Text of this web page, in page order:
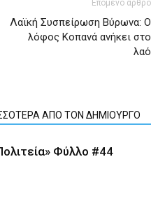
Επόμενο άρθρο
Λαϊκή Συσπείρωση Βύρωνα: Ο
λόφος Κοπανά ανήκει στο
λαό
ΑΠΟ ΤΟΝ ΔΗΜΙΟΥΡΓΟ
Φύλλο #44